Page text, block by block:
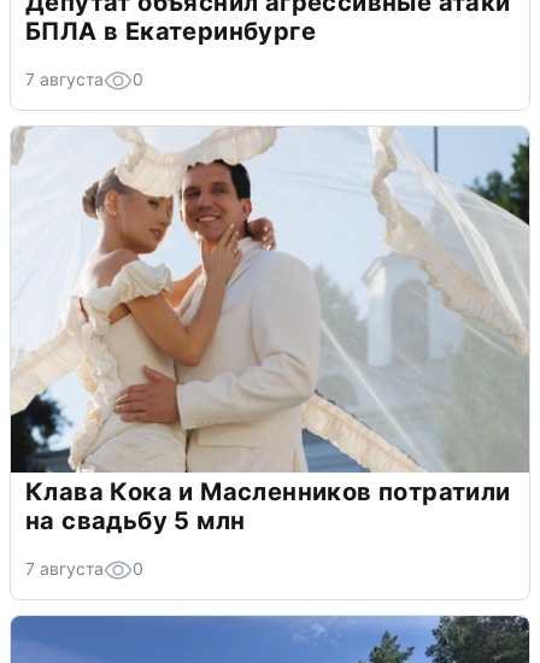
БПЛА в Екатеринбурге
7 августа 0
Клава Кока и Масленников потратили
на свадьбу 5 млн
7 августа 0